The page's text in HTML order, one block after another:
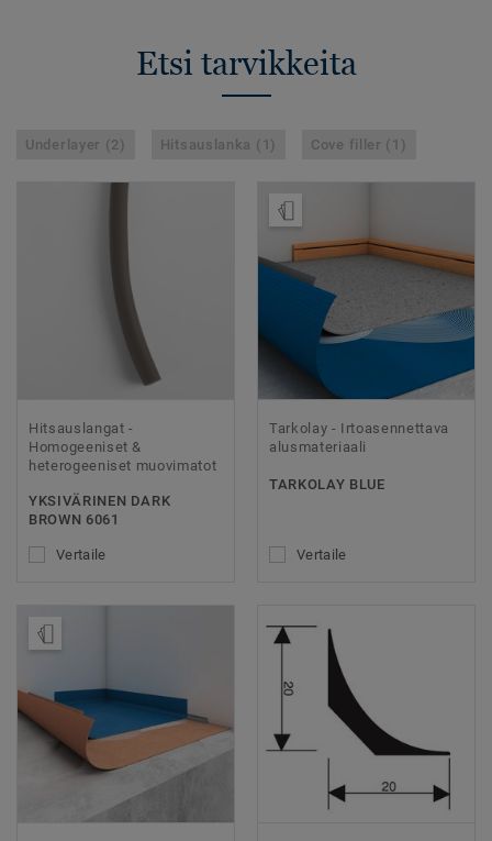
Etsi tarvikkeita
Underlayer (2) Hitsauslanka (1) Cove filler (1)
Hitsauslangat -
Homogeeniset &
heterogeeniset muovimatot
YKSIVÄRINEN DARK
BROWN 6061
Vertaile
Tarkolay - Irtoasennettava
alusmateriaali
TARKOLAY BLUE
Vertaile